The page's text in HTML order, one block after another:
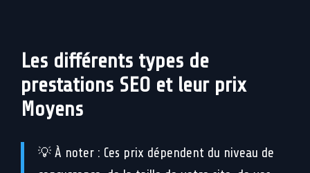
Les différents types de
prestations SEO et leur prix
Moyens
💡 À noter : Ces prix dépendent du niveau de